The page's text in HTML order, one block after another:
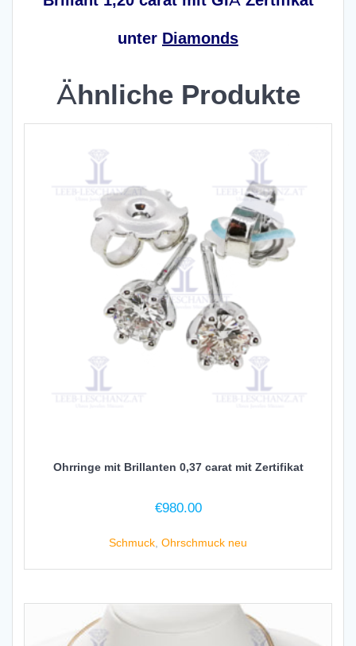
unter Diamonds
Ähnliche Produkte
Ohrringe mit Brillanten 0,37 carat mit Zertifikat
€980.00
Schmuck, Ohrschmuck neu